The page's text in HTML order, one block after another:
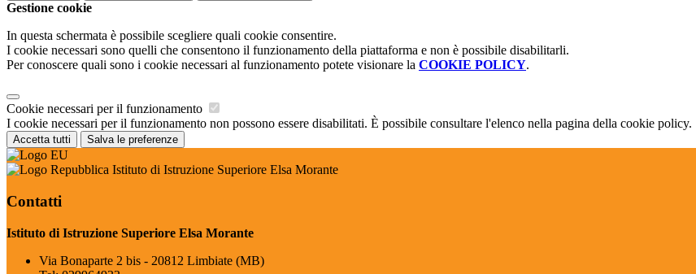
Gestione cookie
In questa schermata è possibile scegliere quali cookie consentire.
I cookie necessari sono quelli che consentono il funzionamento della piattaforma e non è possibile disabilitarli.
Per conoscere quali sono i cookie necessari al funzionamento potete visionare la COOKIE POLICY.
Cookie necessari per il funzionamento
I cookie necessari per il funzionamento non possono essere disabilitati. È possibile consultare l'elenco nella pagina della cookie policy.
Accetta tutti Salva le preferenze
Istituto di Istruzione Superiore Elsa Morante
Contatti
Istituto di Istruzione Superiore Elsa Morante
Via Bonaparte 2 bis - 20812 Limbiate (MB)